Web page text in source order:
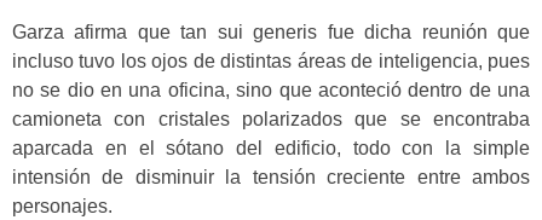
Garza afirma que tan sui generis fue dicha reunión que
incluso tuvo los ojos de distintas áreas de inteligencia, pues
no se dio en una oficina, sino que aconteció dentro de una
camioneta con cristales polarizados que se encontraba
aparcada en el sótano del edificio, todo con la simple
intensión de disminuir la tensión creciente entre ambos
personajes.